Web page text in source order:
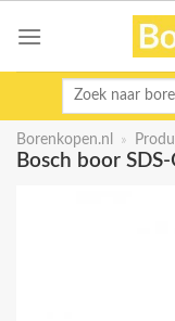
Zoeken
Borenkopen.nl »
Bosch boor